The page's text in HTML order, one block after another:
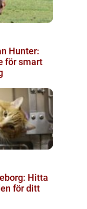
Hunter:
för smart
Hitta
för ditt